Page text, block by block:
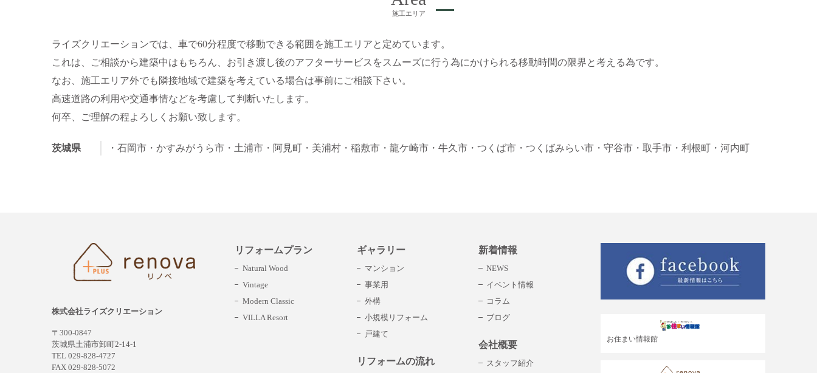
施工エリア
ライズクリエーションでは、車で60分程度で移動できる範囲を施工エリアと定めています。
これは、ご相談から建築中はもちろん、お引き渡し後のアフターサービスをスムーズに行う為にかけられる移動時間の限界と考える為です。
なお、施工エリア外でも隣接地域で建築を考えている場合は事前にご相談下さい。
高速道路の利用や交通事情などを考慮して判断いたします。
何卒、ご理解の程よろしくお願い致します。
茨城県 ・石岡市 ・かすみがうら市 ・土浦市 ・阿見町 ・美浦村 ・稲敷市 ・龍ケ崎市 ・牛久市 ・つくば市 ・つくばみらい市 ・守谷市 ・取手市 ・利根町 ・河内町
株式会社ライズクリエーション
〒300-0847
茨城県土浦市卸町2-14-1
TEL 029-828-4727
FAX 029-828-5072
リフォームプラン
Natural Wood
Vintage
Modern Classic
VILLA Resort
ギャラリー
マンション
事業用
外構
小規模リフォーム
戸建て
リフォームの流れ
新着情報
NEWS
イベント情報
コラム
ブログ
会社概要
スタッフ紹介
お住まい情報館